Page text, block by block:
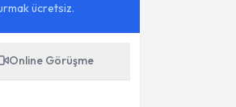
ücretsiz.
Online Görüşme